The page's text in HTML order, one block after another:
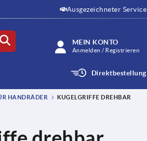
Ausgezeichneter Service
MEIN KONTO
Anmelden / Registrieren
Direktbestellung
HANDRÄDER KUGELGRIFFE DREHBAR